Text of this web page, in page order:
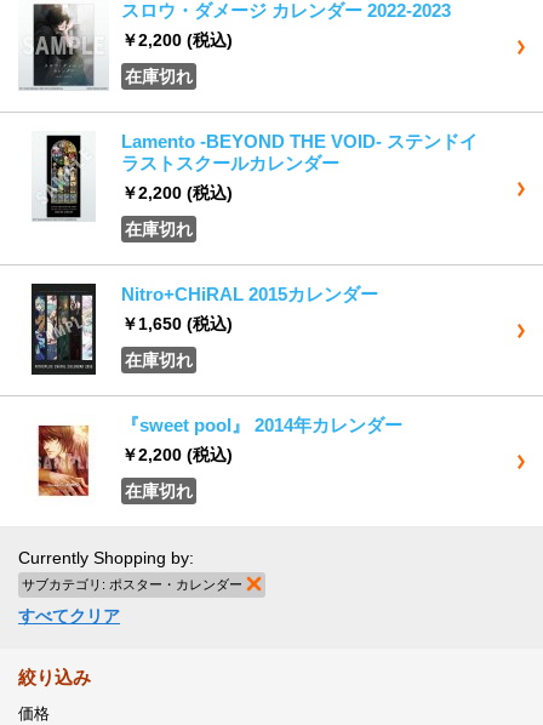
スロウ・ダメージ カレンダー 2022-2023
￥2,200 (税込)
在庫切れ
Lamento -BEYOND THE VOID- ステンドイ
ラストスクールカレンダー
￥2,200 (税込)
在庫切れ
Nitro+CHiRAL 2015カレンダー
￥1,650 (税込)
在庫切れ
『sweet pool』 2014年カレンダー
￥2,200 (税込)
在庫切れ
Currently Shopping by:
サブカテゴリ: ポスター・カレンダー
すべてクリア
絞り込み
価格